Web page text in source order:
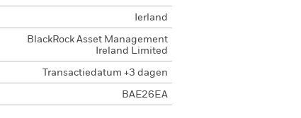
Ierland
BlackRock Asset Management
Ireland Limited
Transactiedatum +3 dagen
BAE26EA